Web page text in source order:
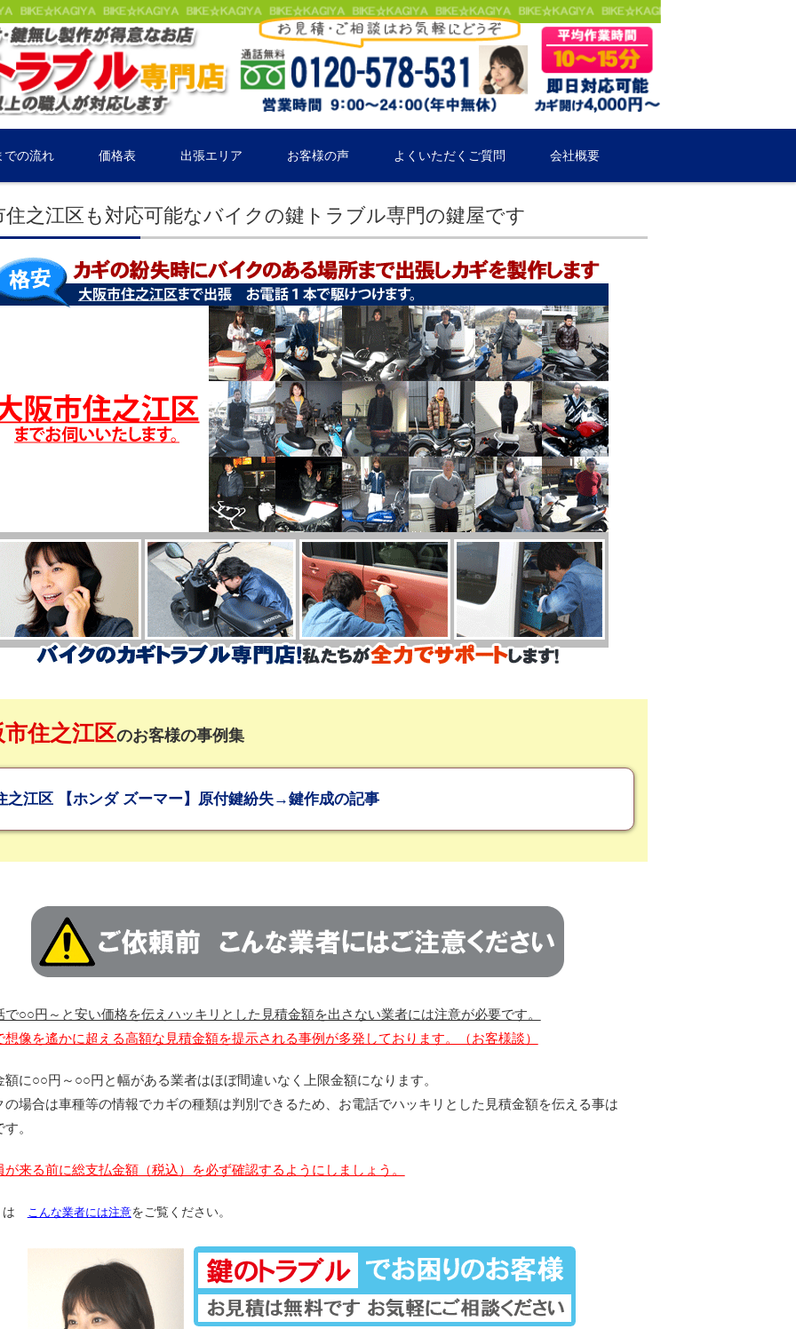
での流れ 価格表 出張エリア お客様の声 よくいただくご質問 会社概要
住之江区も対応可能なバイクの鍵トラブル専門の鍵屋です
市住之江区のお客様の事例集
之江区 【ホンダ ズーマー】原付鍵紛失→鍵作成の記事
で○○円～と安い価格を伝えハッキリとした見積金額を出さない業者には注意が必要です。
想像を遙かに超える高額な見積金額を提示される事例が多発しております。（お客様談）
額に○○円～○○円と幅がある業者はほぼ間違いなく上限金額になります。
の場合は車種等の情報でカギの種類は判別できるため、お電話でハッキリとした見積金額を伝える事は
。
が来る前に総支払金額（税込）を必ず確認するようにしましょう。
は こんな業者には注意をご覧ください。